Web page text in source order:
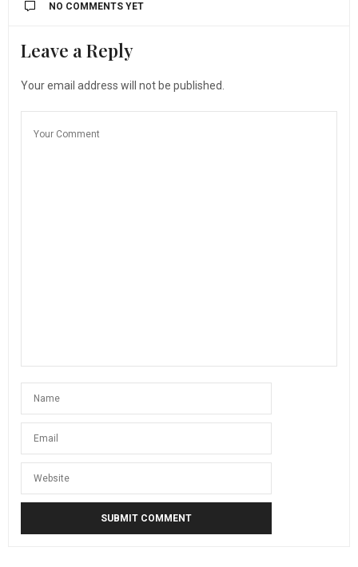
NO COMMENTS YET
Leave a Reply
Your email address will not be published.